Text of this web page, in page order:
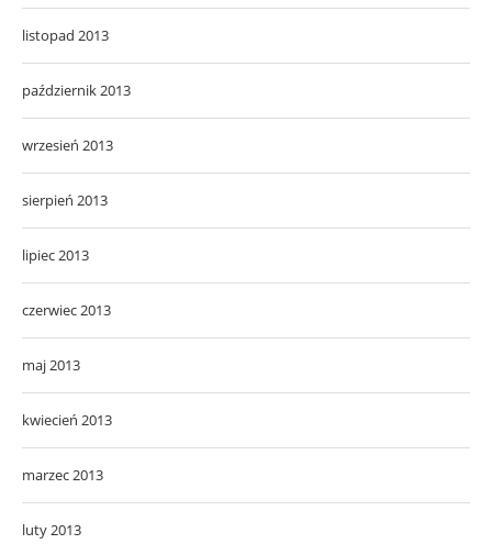
listopad 2013
październik 2013
wrzesień 2013
sierpień 2013
lipiec 2013
czerwiec 2013
maj 2013
kwiecień 2013
marzec 2013
luty 2013